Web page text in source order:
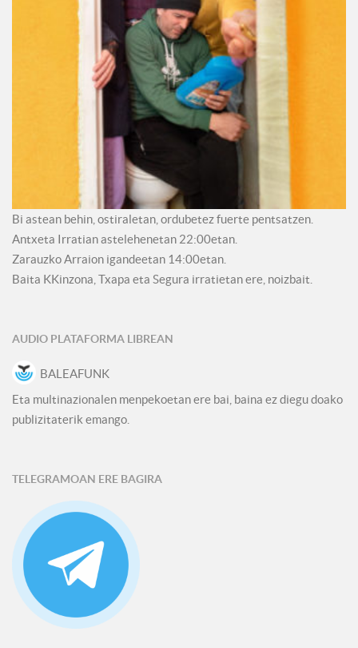
Bi astean behin, ostiraletan, ordubetez fuerte pentsatzen.
Antxeta Irratian astelehenetan 22:00etan.
Zarauzko Arraion igandeetan 14:00etan.
Baita KKinzona, Txapa eta Segura irratietan ere, noizbait.
AUDIO PLATAFORMA LIBREAN
BALEAFUNK
Eta multinazionalen menpekoetan ere bai, baina ez diegu doako
publizitaterik emango.
TELEGRAMOAN ERE BAGIRA